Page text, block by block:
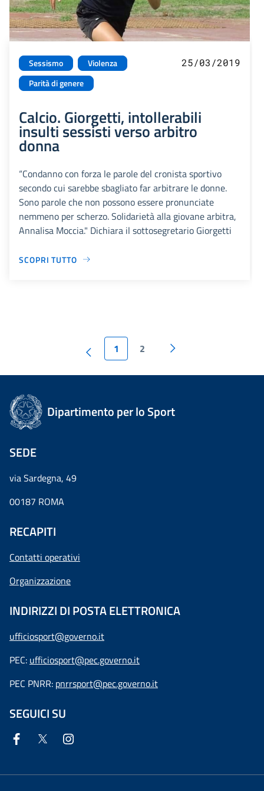
Sessismo
Violenza
Parità di genere
25/03/2019
Calcio. Giorgetti, intollerabili
insulti sessisti verso arbitro
donna
“Condanno con forza le parole del cronista sportivo
secondo cui sarebbe sbagliato far arbitrare le donne.
Sono parole che non possono essere pronunciate
nemmeno per scherzo. Solidarietà alla giovane arbitra,
Annalisa Moccia." Dichiara il sottosegretario Giorgetti
SCOPRI TUTTO
1 2
Dipartimento per lo Sport
SEDE
via Sardegna, 49
00187 ROMA
RECAPITI
Contatti operativi
Organizzazione
INDIRIZZI DI POSTA ELETTRONICA
ufficiosport@governo.it
PEC: ufficiosport@pec.governo.it
PEC PNRR: pnrrsport@pec.governo.it
SEGUICI SU